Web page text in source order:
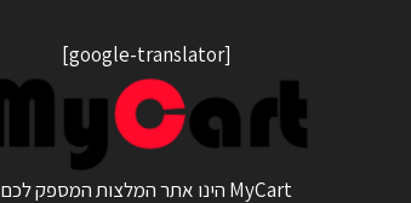
[google-translator]
MyCart הינו אתר המלצות המספק לכם